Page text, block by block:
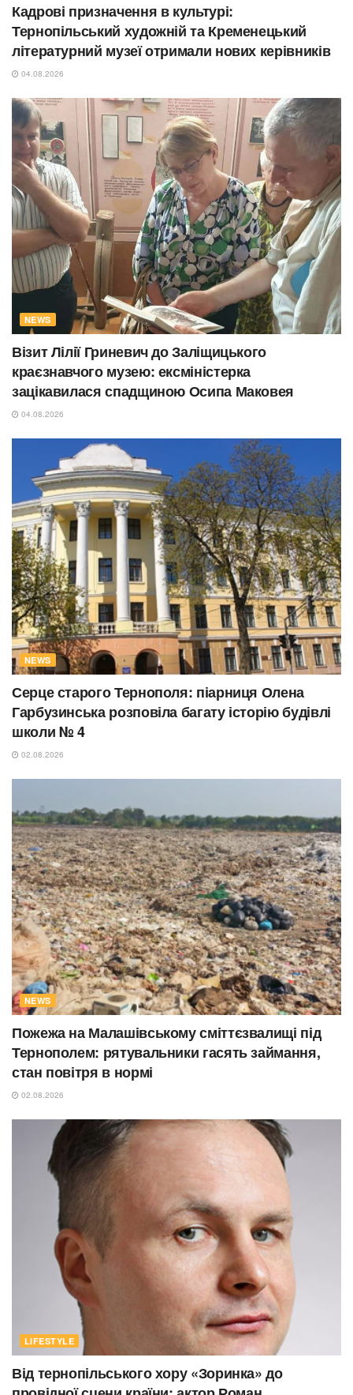
Кадрові призначення в культурі:
Тернопільський художній та Кременецький
літературний музеї отримали нових керівників
04.08.2026
NEWS
Візит Лілії Гриневич до Заліщицького
краєзнавчого музею: ексміністерка
зацікавилася спадщиною Осипа Маковея
04.08.2026
NEWS
Серце старого Тернополя: піарниця Олена
Гарбузинська розповіла багату історію будівлі
школи № 4
02.08.2026
NEWS
Пожежа на Малашівському сміттєзвалищі під
Тернополем: рятувальники гасять займання,
стан повітря в нормі
02.08.2026
LIFESTYLE
Від тернопільського хору «Зоринка» до